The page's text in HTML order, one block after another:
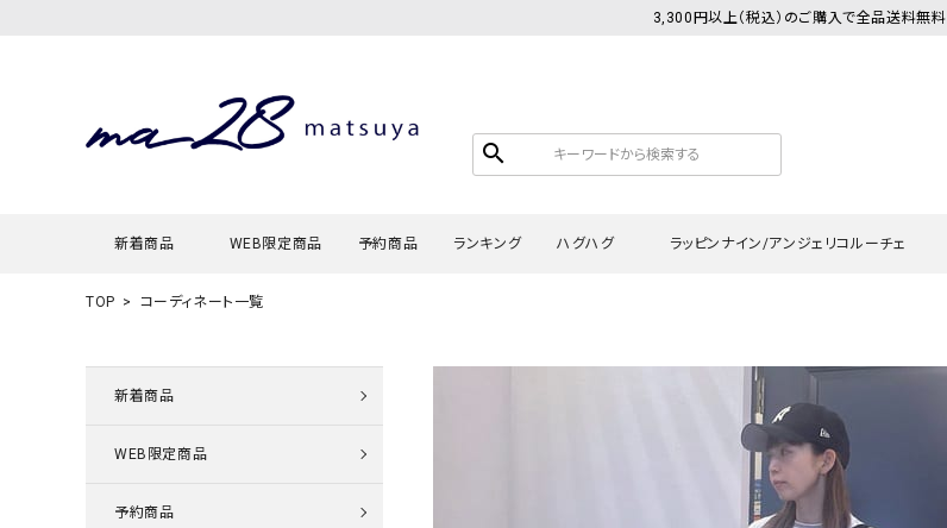
3,300円以上（税込）のご購入で全品送料無料
search
新着商品 WEB限定商品 予約商品 ランキング ハグハグ
チュニック
ラッピンナイン/アンジェリコルーチェ
TOP コーディネート一覧
新着商品
WEB限定商品
予約商品